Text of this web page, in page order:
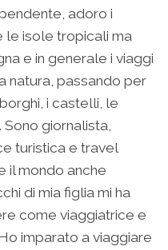
adoro i
le isole tropicali ma
e in generale i viaggi
natura, passando per
i castelli, le
giornalista,
turistica e travel
il mondo anche
di mia figlia mi ha
come viaggiatrice e
imparato a viaggiare